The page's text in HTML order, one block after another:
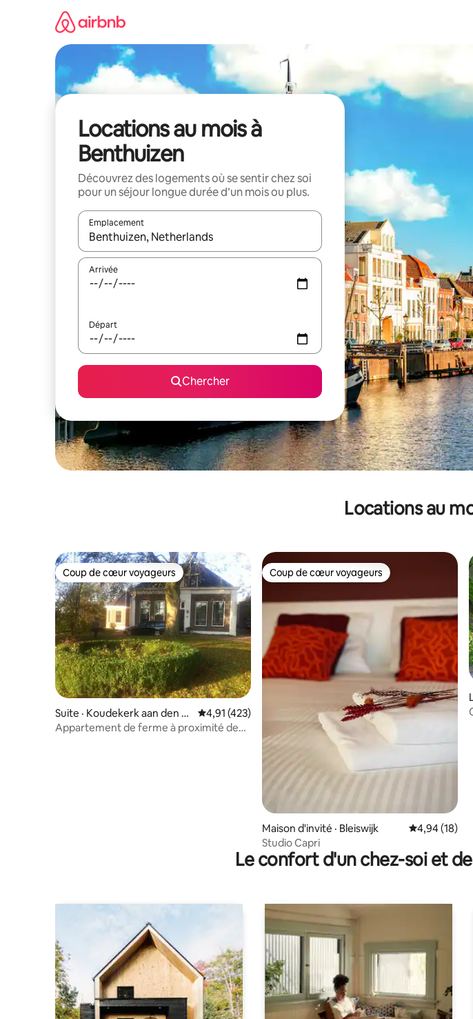
Locations au mois à
Benthuizen
Découvrez des logements où se sentir chez soi
pour un séjour longue durée d’un mois ou plus.
Emplacement
Quand les résultats sont affichés, parcourez-les en utilisant les flèches vers le haut et
Arrivée
Départ
Chercher
Locations au
Coup de cœur voyageurs
Coup de cœur voyageurs
Suite · Koudekerk aan den Rij
n
Note moyenne de 4,91 sur 5, 423 commentaires
4,91 (423)
Appartement de ferme à proximité de
Coup de cœur voyageurs
Coup de cœur voyageurs
Maison d'invité · Bleiswijk Note
4,94 (18)
Studio Capri
Le confort d'un chez-soi et